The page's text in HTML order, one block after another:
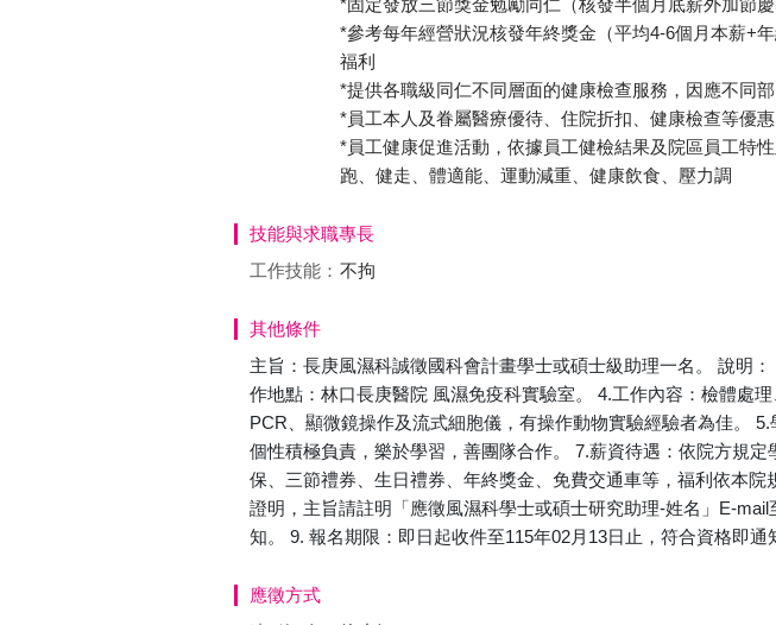
*固定發放三節獎金勉勵同仁（核發半個月底薪外加節慶
*參考每年經營狀況核發年終獎金（平均4-6個月本薪+年
福利
*提供各職級同仁不同層面的健康檢查服務，因應不同
*員工本人及眷屬醫療優待、住院折扣、健康檢查等優
*員工健康促進活動，依據員工健檢結果及院區員工特
跑、健走、體適能、運動減重、健康飲食、壓力調
技能與求職專長
工作技能： 不拘
其他條件
主旨：長庚風濕科誠徵國科會計畫學士或碩士級助理一名。 說明
作地點：林口長庚醫院 風濕免疫科實驗室。 4.工作內容：檢體處
PCR、顯微鏡操作及流式細胞儀，有操作動物實驗經驗者為佳。
個性積極負責，樂於學習，善團隊合作。 7.薪資待遇：依院方規
保、三節禮券、生日禮券、年終獎金、免費交通車等，福利依本
證明，主旨請註明「應徵風濕科學士或碩士研究助理-姓名」E-
知。 9. 報名期限：即日起收件至115年02月13日止，符合資格即
應徵方式